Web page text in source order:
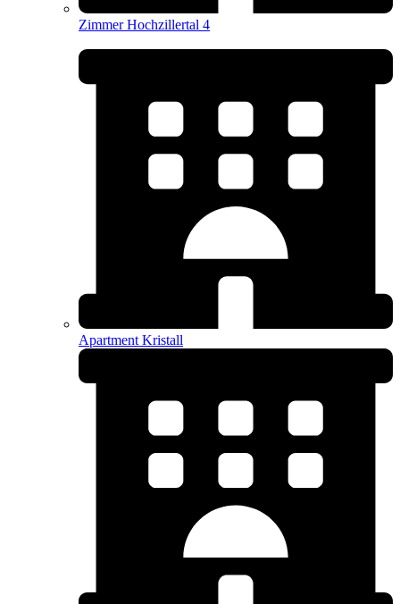
Zimmer Hochzillertal 4
Apartment Kristall